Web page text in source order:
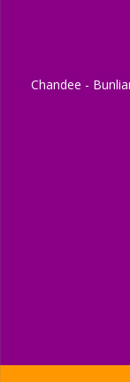
Chandee -